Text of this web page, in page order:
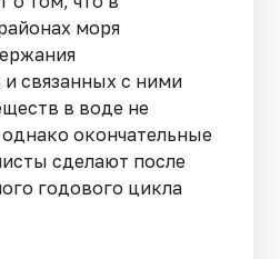
моря
связанных с ними
в воде не
окончательные
сделают после
годового цикла